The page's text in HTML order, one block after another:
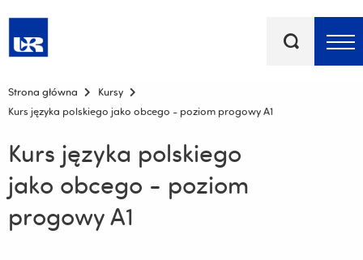
kluczowe
Menu - górna belka
Strona główna
Kursy
Kurs języka polskiego jako obcego - poziom progowy A1
Kurs języka polskiego
jako obcego - poziom
progowy A1